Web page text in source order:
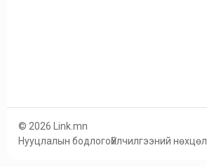
© 2026 Link.mn
Нууцлалын бодлогоҮйлчилгээний нөхцөл